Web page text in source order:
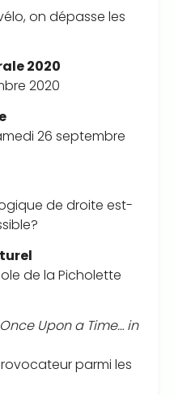
on dépasse les
2020
2020
26 septembre
de droite est-
de la Picholette
Once Upon a Time… in
parmi les